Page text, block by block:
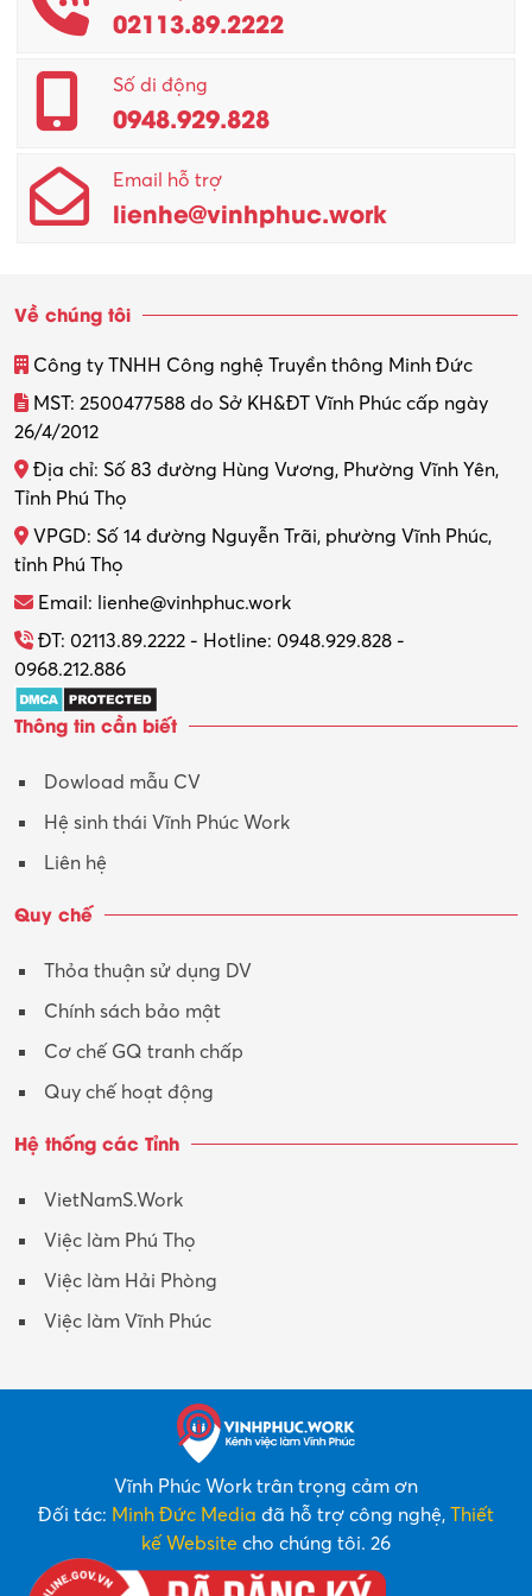
Promotion Girl (PG)
Quản lý – Giám đốc
Quản lý chất lượng – QC
Quản lý sản xuất
Quản trị kinh doanh
Thiết kế nội thất
Thợ máy – Ô tô – Xe máy
Thực tập
Tổ chức sự kiện – Quà tặng
Trợ lý
Tư vấn
Tư vấn – Kiến trúc
Y tế-Dược
02113.89.2222
Số di động
0948.929.828
Email hỗ trợ
lienhe@vinhphuc.work
Về chúng tôi
Công ty TNHH Công nghệ Truyền thông Minh Đức
MST: 2500477588 do Sở KH&ĐT Vĩnh Phúc cấp ngày
26/4/2012
Địa chỉ: Số 83 đường Hùng Vương, Phường Vĩnh Yên,
Tỉnh Phú Thọ
VPGD: Số 14 đường Nguyễn Trãi, phường Vĩnh Phúc,
tỉnh Phú Thọ
Email: lienhe@vinhphuc.work
ĐT: 02113.89.2222 - Hotline: 0948.929.828 -
0968.212.886
Thông tin cần biết
Dowload mẫu CV
Hệ sinh thái Vĩnh Phúc Work
Liên hệ
Quy chế
Thỏa thuận sử dụng DV
Chính sách bảo mật
Cơ chế GQ tranh chấp
Quy chế hoạt động
Hệ thống các Tỉnh
VietNamS.Work
Việc làm Phú Thọ
Việc làm Hải Phòng
Việc làm Vĩnh Phúc
Vĩnh Phúc Work trân trọng cảm ơn
Đối tác: Minh Đức Media đã hỗ trợ công nghệ, Thiết
kế Website cho chúng tôi. 26